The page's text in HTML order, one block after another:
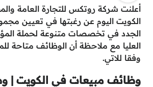
أعلنت شركة روتكس للتجارة العامة
الكويت اليوم عن رغبتها في تعيين
الجدد في تخصصات متنوعة لحملة
العليا مع ملاحظة أن الوظائف متاحة
وفقا للاتي.
وظائف مبيعات في الكويت |